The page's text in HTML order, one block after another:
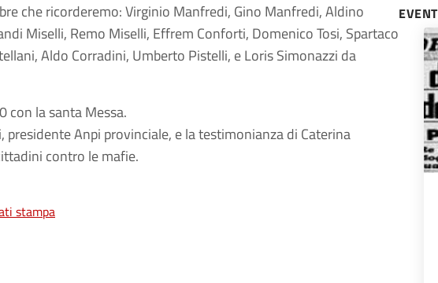
che ricorderemo: Virginio Manfredi, Gino Manfredi, Aldino
Miselli, Remo Miselli, Effrem Conforti, Domenico Tosi, Spartaco
Aldo Corradini, Umberto Pistelli, e Loris Simonazzi da
con la santa Messa.
presidente Anpi provinciale, e la testimonianza di Caterina
contro le mafie.
stampa